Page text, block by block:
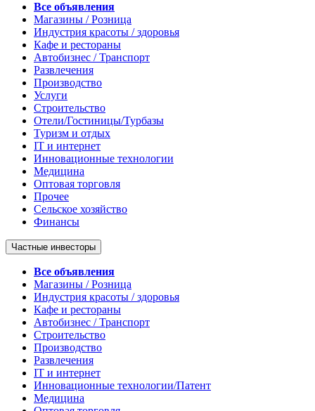
Все объявления
Магазины / Розница
Индустрия красоты / здоровья
Кафе и рестораны
Автобизнес / Транспорт
Развлечения
Производство
Услуги
Строительство
Отели/Гостиницы/Турбазы
Туризм и отдых
IT и интернет
Инновационные технологии
Медицина
Оптовая торговля
Прочее
Сельское хозяйство
Финансы
Частные инвесторы
Все объявления
Магазины / Розница
Индустрия красоты / здоровья
Кафе и рестораны
Автобизнес / Транспорт
Строительство
Производство
Развлечения
IT и интернет
Инновационные технологии/Патент
Медицина